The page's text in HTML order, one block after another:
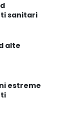
sanitari
alte
estreme